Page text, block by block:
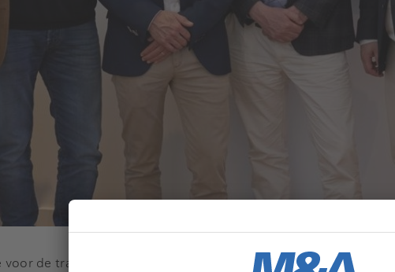
voor de transactie komt voort uit wat de bedrijven een